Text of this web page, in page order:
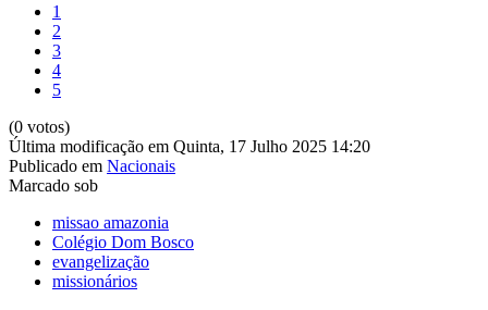
1
2
3
4
5
(0 votos)
Última modificação em Quinta, 17 Julho 2025 14:20
Publicado em Nacionais
Marcado sob
missao amazonia
Colégio Dom Bosco
evangelização
missionários